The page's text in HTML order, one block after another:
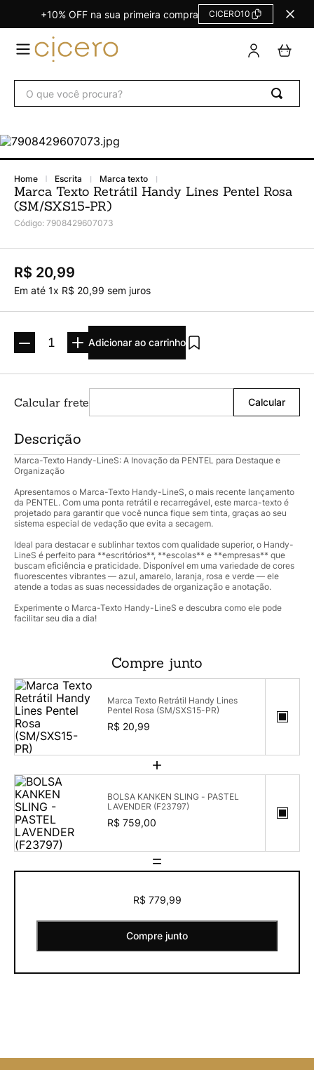
+10% OFF na sua primeira compra CICERO10
escrita marca texto
Marca Texto Retrátil Handy Lines Pentel Rosa
(SM/SXS15-PR)
Código: 7908429607073
R$ 20,99
Em até 1x R$ 20,99 sem juros
Adicionar ao carrinho
Descrição
Marca-Texto Handy-LineS: A Inovação da PENTEL para Destaque e
Organização
Apresentamos o Marca-Texto Handy-LineS, o mais recente lançamento
da PENTEL. Com uma ponta retrátil e recarregável, este marca-texto é
projetado para garantir que você nunca fique sem tinta, graças ao seu
sistema especial de vedação que evita a secagem.
Ideal para destacar e sublinhar textos com qualidade superior, o Handy-
LineS é perfeito para **escritórios**, **escolas** e **empresas** que
buscam eficiência e praticidade. Disponível em uma variedade de cores
fluorescentes vibrantes — azul, amarelo, laranja, rosa e verde — ele
atende a todas as suas necessidades de organização e anotação.
Experimente o Marca-Texto Handy-LineS e descubra como ele pode
facilitar seu dia a dia!
Compre junto
Marca Texto Retrátil Handy Lines
Pentel Rosa (SM/SXS15-PR)
R$ 20,99
+
BOLSA KANKEN SLING - PASTEL
LAVENDER (F23797)
R$ 759,00
=
R$ 779,99
Compre junto
TERMOS
MAIS
Agendas Calendários
3ºFichário
Planner
Planner Permanente
Melissa
Caderneta
Argolado